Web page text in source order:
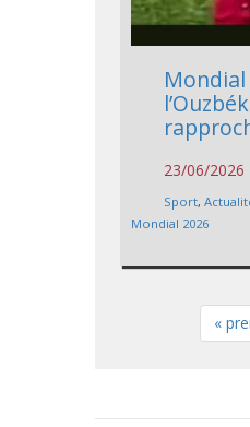
23/06/2026
Sport,
Mondial 2026
«